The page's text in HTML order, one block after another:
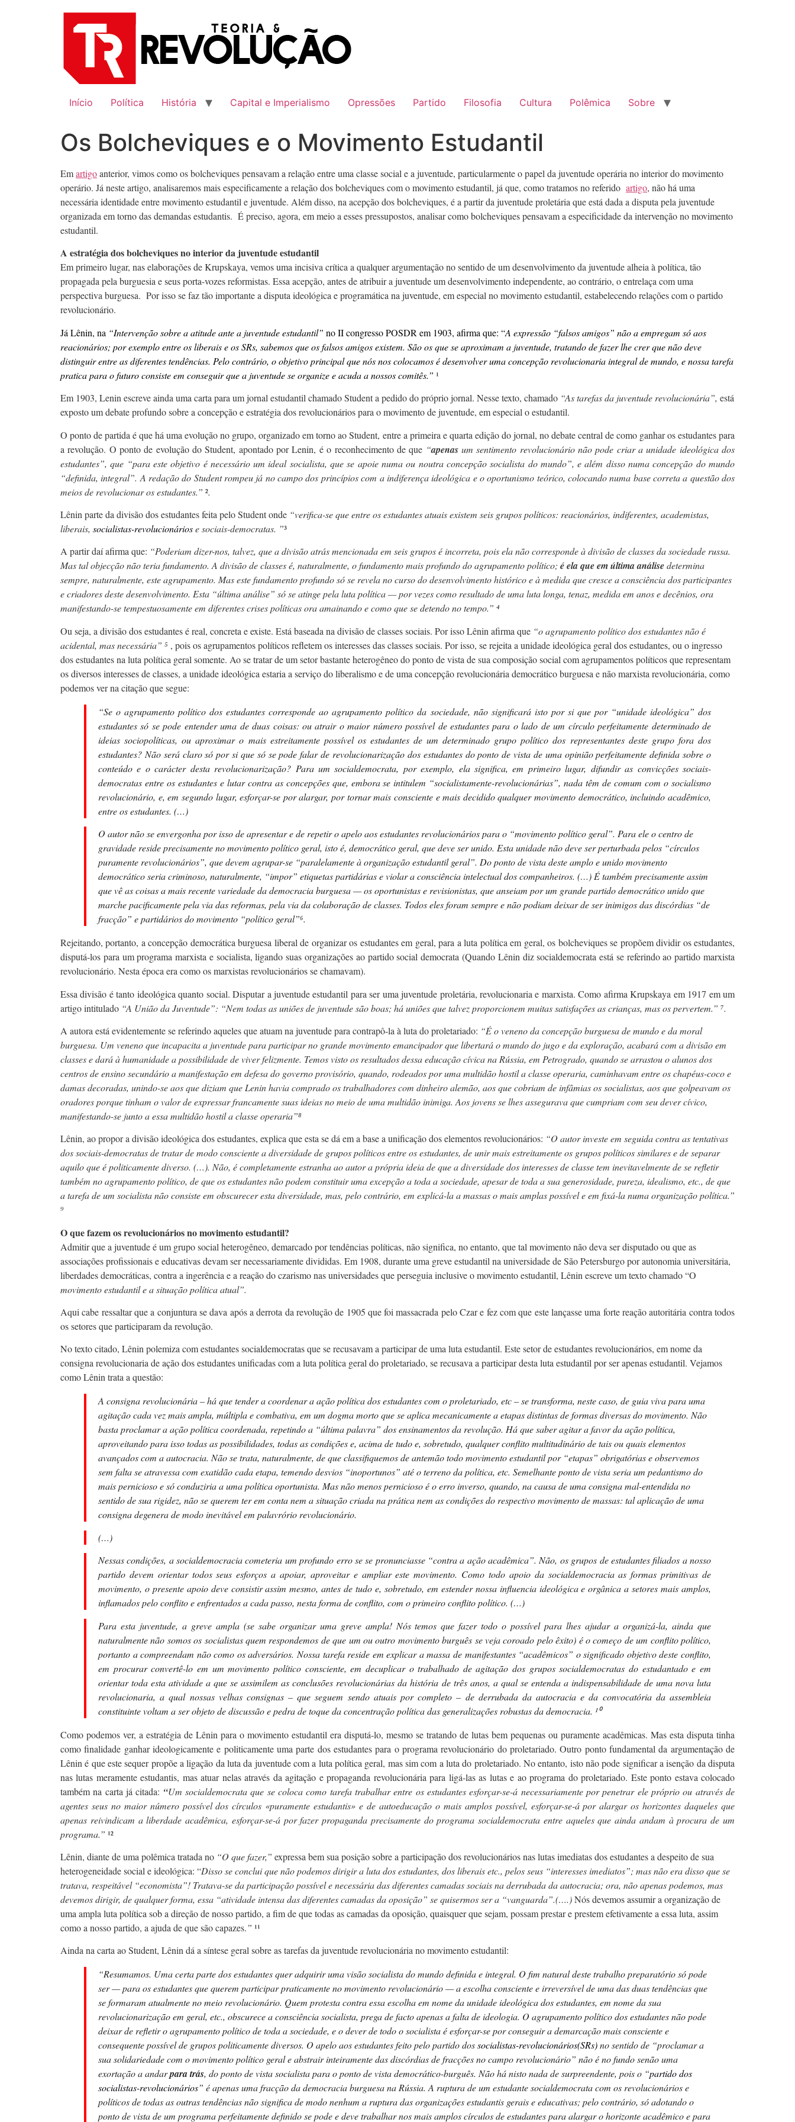
Início Política História Capital e Imperialismo Opressões Partido Filosofia Cultura Polêmica Sobre
Os Bolcheviques e o Movimento Estudantil
Emartigoanterior, vimos como os bolcheviques pensavam a relação entre uma classe social e a juventude, particularmente o papel da juventude operária no interior do movimento
operário. Já neste artigo, analisaremos mais especificamente a relação dos bolcheviques com o movimento estudantil, já que, como tratamos no referido artigo, não há uma
necessária identidade entre movimento estudantil e juventude. Além disso, na acepção dos bolcheviques, é a partir da juventude proletária que está dada a disputa pela juventude
organizada em torno das demandas estudantis. É preciso, agora, em meio a esses pressupostos, analisar como bolcheviques pensavam a especificidade da intervenção no movimento
estudantil.
A estratégia dos bolcheviques no interior da juventude estudantil
Em primeiro lugar, nas elaborações de Krupskaya, vemos uma incisiva crítica a qualquer argumentação no sentido de um desenvolvimento da juventude alheia à política, tão
propagada pela burguesia e seus porta-vozes reformistas. Essa acepção, antes de atribuir a juventude um desenvolvimento independente, ao contrário, o entrelaça com uma
perspectiva burguesa. Por isso se faz tão importante a disputa ideológica e programática na juventude, em especial no movimento estudantil, estabelecendo relações com o partido
revolucionário.
Já Lênin, na “Intervenção sobre a atitude ante a juventude estudantil” no II congresso POSDR em 1903, afirma que: “A expressão “falsos amigos” não a empregam só aos
reacionários; por exemplo entre os liberais e os SRs, sabemos que os falsos amigos existem. São os que se aproximam a juventude, tratando de fazer lhe crer que não deve
distinguir entre as diferentes tendências. Pelo contrário, o objetivo principal que nós nos colocamos é desenvolver uma concepção revolucionaria integral de mundo, e nossa tarefa
pratica para o futuro consiste em conseguir que a juventude se organize e acuda a nossos comitês.” ¹
Em 1903, Lenin escreve ainda uma carta para um jornal estudantil chamado Student a pedido do próprio jornal. Nesse texto, chamado “As tarefas da juventude revolucionária”, está
exposto um debate profundo sobre a concepção e estratégia dos revolucionários para o movimento de juventude, em especial o estudantil.
O ponto de partida é que há uma evolução no grupo, organizado em torno ao Student, entre a primeira e quarta edição do jornal, no debate central de como ganhar os estudantes para
a revolução. O ponto de evolução do Student, apontado por Lenin, é o reconhecimento de que “apenasum sentimento revolucionário não pode criar a unidade ideológica dos
estudantes”, que “para este objetivo é necessário um ideal socialista, que se apoie numa ou noutra concepção socialista do mundo”, e além disso numa concepção do mundo
“definida, integral”. A redação do Studentrompeu já no campo dos princípios com a indiferença ideológica e o oportunismo teórico, colocando numa base correta a questão dos
meios de revolucionar os estudantes.” ².
Lênin parte da divisão dos estudantes feita pelo Student onde “verifica-se que entre os estudantes atuais existem seis grupos políticos: reacionários, indiferentes, academistas,
liberais, socialistas-revolucionáriose sociais-democratas. ”³
A partir daí afirma que: “Poderiam dizer-nos, talvez, que a divisão atrás mencionada em seis grupos é incorreta, pois ela não corresponde à divisão de classes da sociedade russa.
Mas tal objecção não teria fundamento. A divisão de classes é, naturalmente, o fundamento mais profundo do agrupamento político; é ela que em última análisedetermina
sempre, naturalmente, este agrupamento. Mas este fundamento profundo só se revela no curso do desenvolvimento histórico e à medida que cresce a consciência dos participantes
e criadores deste desenvolvimento. Esta “última análise” só se atinge pela luta política — por vezes como resultado de uma luta longa, tenaz, medida em anos e decênios, ora
manifestando-se tempestuosamente em diferentes crises políticas ora amainando e como que se detendo no tempo.” ⁴
Ou seja, a divisão dos estudantes é real, concreta e existe. Está baseada na divisão de classes sociais. Por isso Lênin afirma que “o agrupamento político dos estudantes não é
acidental, mas necessária” ⁵ , pois os agrupamentos políticos refletem os interesses das classes sociais. Por isso, se rejeita a unidade ideológica geral dos estudantes, ou o ingresso
dos estudantes na luta política geral somente. Ao se tratar de um setor bastante heterogêneo do ponto de vista de sua composição social com agrupamentos políticos que representam
os diversos interesses de classes, a unidade ideológica estaria a serviço do liberalismo e de uma concepção revolucionária democrático burguesa e não marxista revolucionária, como
podemos ver na citação que segue:
“Se o agrupamento político dos estudantes corresponde ao agrupamento político da sociedade, não significará isto por si que por “unidade ideológica” dos
estudantes só se pode entender uma de duas coisas: ou atrair o maior número possível de estudantes para o lado de um círculo perfeitamente determinado de
ideias sociopolíticas, ou aproximar o mais estreitamente possível os estudantes de um determinado grupo político dos representantes deste grupo fora dos
estudantes? Não será claro só por si que só se pode falar de revolucionarização dos estudantes do ponto de vista de uma opinião perfeitamente definida sobre o
conteúdo e o carácter desta revolucionarização? Para um socialdemocrata, por exemplo, ela significa, em primeiro lugar, difundir as convicções sociais-
democratas entre os estudantes e lutar contra as concepções que, embora se intitulem “socialistamente-revolucionárias”, nada têm de comum com o socialismo
revolucionário, e, em segundo lugar, esforçar-se por alargar, por tornar mais consciente e mais decidido qualquer movimento democrático, incluindo acadêmico,
entre os estudantes. (…)
O autor não se envergonha por isso de apresentar e de repetir o apelo aos estudantes revolucionários para o “movimento político geral”. Para ele o centro de
gravidade reside precisamente no movimento político geral, isto é, democrático geral, que deve ser unido. Esta unidade não deve ser perturbada pelos “círculos
puramente revolucionários”, que devem agrupar-se “paralelamente à organização estudantil geral”. Do ponto de vista deste amplo e unido movimento
democrático seria criminoso, naturalmente, “impor” etiquetas partidárias e violar a consciência intelectual dos companheiros. (…) É também precisamente assim
que vê as coisas a mais recente variedade da democracia burguesa — os oportunistas e revisionistas, que anseiam por um grande partido democrático unido que
marche pacificamente pela via das reformas, pela via da colaboração de classes. Todos eles foram sempre e não podiam deixar de ser inimigos das discórdias “de
fracção” e partidários do movimento “político geral”⁶.
Rejeitando, portanto, a concepção democrática burguesa liberal de organizar os estudantes em geral, para a luta política em geral, os bolcheviques se propõem dividir os estudantes,
disputá-los para um programa marxista e socialista, ligando suas organizações ao partido social democrata (Quando Lênin diz socialdemocrata está se referindo ao partido marxista
revolucionário. Nesta época era como os marxistas revolucionários se chamavam).
Essa divisão é tanto ideológica quanto social. Disputar a juventude estudantil para ser uma juventude proletária, revolucionaria e marxista. Como afirma Krupskaya em 1917 em um
artigo intitulado “A União da Juventude”: “Nem todas as uniões de juventude são boas; há uniões que talvez proporcionem muitas satisfações as crianças, mas os pervertem.” ⁷.
A autora está evidentemente se referindo aqueles que atuam na juventude para contrapô-la à luta do proletariado: “É o veneno da concepção burguesa de mundo e da moral
burguesa. Um veneno que incapacita a juventude para participar no grande movimento emancipador que libertará o mundo do jugo e da exploração, acabará com a divisão em
classes e dará à humanidade a possibilidade de viver felizmente. Temos visto os resultados dessa educação cívica na Rússia, em Petrogrado, quando se arrastou o alunos dos
centros de ensino secundário a manifestação em defesa do governo provisório, quando, rodeados por uma multidão hostil a classe operaria, caminhavam entre os chapéus-coco e
damas decoradas, unindo-se aos que diziam que Lenin havia comprado os trabalhadores com dinheiro alemão, aos que cobriam de infâmias os socialistas, aos que golpeavam os
oradores porque tinham o valor de expressar francamente suas ideias no meio de uma multidão inimiga. Aos jovens se lhes assegurava que cumpriam com seu dever cívico,
manifestando-se junto a essa multidão hostil a classe operaria”⁸
Lênin, ao propor a divisão ideológica dos estudantes, explica que esta se dá em a base a unificação dos elementos revolucionários: “O autor investe em seguida contra as tentativas
dos sociais-democratas de tratar de modo consciente a diversidade de grupos políticos entre os estudantes, de unir mais estreitamente os grupos políticos similares e de separar
aquilo que é politicamente diverso. (…). Não, é completamente estranha ao autor a própria ideia de que a diversidade dos interesses de classe tem inevitavelmente de se refletir
também no agrupamento político, de que os estudantes não podem constituir uma excepção a toda a sociedade, apesar de toda a sua generosidade, pureza, idealismo, etc., de que
a tarefa de um socialista não consiste em obscurecer esta diversidade, mas, pelo contrário, em explicá-la a massas o mais amplas possível e em fixá-la numa organização política.”
⁹
O que fazem os revolucionários no movimento estudantil?
Admitir que a juventude é um grupo social heterogêneo, demarcado por tendências políticas, não significa, no entanto, que tal movimento não deva ser disputado ou que as
associações profissionais e educativas devam ser necessariamente divididas. Em 1908, durante uma greve estudantil na universidade de São Petersburgo por autonomia universitária,
liberdades democráticas, contra a ingerência e a reação do czarismo nas universidades que perseguia inclusive o movimento estudantil, Lênin escreve um texto chamado “O
movimento estudantil e a situação política atual”.
Aqui cabe ressaltar que a conjuntura se dava após a derrota da revolução de 1905 que foi massacrada pelo Czar e fez com que este lançasse uma forte reação autoritária contra todos
os setores que participaram da revolução.
No texto citado, Lênin polemiza com estudantes socialdemocratas que se recusavam a participar de uma luta estudantil. Este setor de estudantes revolucionários, em nome da
consigna revolucionaria de ação dos estudantes unificadas com a luta política geral do proletariado, se recusava a participar desta luta estudantil por ser apenas estudantil. Vejamos
como Lênin trata a questão:
A consigna revolucionária – há que tender a coordenar a ação política dos estudantes com o proletariado, etc – se transforma, neste caso, de guia viva para uma
agitação cada vez mais ampla, múltipla e combativa, em um dogma morto que se aplica mecanicamente a etapas distintas de formas diversas do movimento. Não
basta proclamar a ação política coordenada, repetindo a “última palavra” dos ensinamentos da revolução. Há que saber agitar a favor da ação política,
aproveitando para isso todas as possibilidades, todas as condições e, acima de tudo e, sobretudo, qualquer conflito multitudinário de tais ou quais elementos
avançados com a autocracia. Não se trata, naturalmente, de que classifiquemos de antemão todo movimento estudantil por “etapas” obrigatórias e observemos
sem falta se atravessa com exatidão cada etapa, temendo desvios “inoportunos” até o terreno da política, etc. Semelhante ponto de vista seria um pedantismo do
mais pernicioso e só conduziria a uma política oportunista. Mas não menos pernicioso é o erro inverso, quando, na causa de uma consigna mal-entendida no
sentido de sua rigidez, não se querem ter em conta nem a situação criada na prática nem as condições do respectivo movimento de massas: tal aplicação de uma
consigna degenera de modo inevitável em palavrório revolucionário.
(…)
Nessas condições, a socialdemocracia cometeria um profundo erro se se pronunciasse “contra a ação acadêmica”. Não, os grupos de estudantes filiados a nosso
partido devem orientar todos seus esforços a apoiar, aproveitar e ampliar este movimento. Como todo apoio da socialdemocracia as formas primitivas de
movimento, o presente apoio deve consistir assim mesmo, antes de tudo e, sobretudo, em estender nossa influencia ideológica e orgânica a setores mais amplos,
inflamados pelo conflito e enfrentados a cada passo, nesta forma de conflito, com o primeiro conflito político. (…)
Para esta juventude, a greve ampla (se sabe organizar uma greve ampla! Nós temos que fazer todo o possível para lhes ajudar a organizá-la, ainda que
naturalmente não somos os socialistas quem respondemos de que um ou outro movimento burguês se veja coroado pelo êxito) é o começo de um conflito político,
portanto a compreendam não como os adversários. Nossa tarefa reside em explicar a massa de manifestantes “acadêmicos” o significado objetivo deste conflito,
em procurar convertê-lo em um movimento político consciente, em decuplicar o trabalhado de agitação dos grupos socialdemocratas do estudantado e em
orientar toda esta atividade a que se assimilem as conclusões revolucionárias da história de três anos, a qual se entenda a indispensabilidade de uma nova luta
revolucionaria, a qual nossas velhas consignas – que seguem sendo atuais por completo – de derrubada da autocracia e da convocatória da assembleia
constituinte voltam a ser objeto de discussão e pedra de toque da concentração política das generalizações robustas da democracia. ¹⁰
Como podemos ver, a estratégia de Lênin para o movimento estudantil era disputá-lo, mesmo se tratando de lutas bem pequenas ou puramente acadêmicas. Mas esta disputa tinha
como finalidade ganhar ideologicamente e politicamente uma parte dos estudantes para o programa revolucionário do proletariado. Outro ponto fundamental da argumentação de
Lênin é que este sequer propõe a ligação da luta da juventude com a luta política geral, mas sim com a luta do proletariado. No entanto, isto não pode significar a isenção da disputa
nas lutas meramente estudantis, mas atuar nelas através da agitação e propaganda revolucionária para ligá-las as lutas e ao programa do proletariado. Este ponto estava colocado
também na carta já citada: “Um socialdemocrata que se coloca como tarefa trabalhar entre os estudantes esforçar-se-á necessariamentepor penetrar ele próprio ou através de
agentes seus no maior número possível dos círculos «puramente estudantis» e de autoeducação o mais amplos possível, esforçar-se-á por alargar os horizontes daqueles que
apenas reivindicam a liberdade acadêmica, esforçar-se-á por fazer propaganda precisamente do programa socialdemocrata entre aqueles que ainda andam à procura de um
programa.” ¹²
Lênin, diante de uma polêmica tratada no “O que fazer,” expressa bem sua posição sobre a participação dos revolucionários nas lutas imediatas dos estudantes a despeito de sua
heterogeneidade social e ideológica: “Disso se conclui que não podemos dirigir a luta dos estudantes, dos liberais etc., pelos seus “interesses imediatos”; mas não era disso que se
tratava, respeitável “economista”! Tratava-se da participação possível e necessária das diferentes camadas sociais na derrubada da autocracia; ora, não apenas podemos, mas
devemos dirigir, de qualquer forma, essa “atividade intensa das diferentes camadas da oposição” se quisermos ser a “vanguarda”.(….)Nós devemos assumir a organização de
uma ampla luta política sob a direção de nosso partido, a fim de que todas as camadas da oposição, quaisquer que sejam, possam prestar e prestem efetivamente a essa luta, assim
como a nosso partido, a ajuda de que são capazes.” ¹¹
Ainda na carta ao Student, Lênin dá a síntese geral sobre as tarefas da juventude revolucionária no movimento estudantil:
“Resumamos. Uma certa parte dos estudantes quer adquirir uma visão socialista do mundo definida e integral. O fim natural deste trabalho preparatório só pode
ser — para os estudantes que querem participar praticamente no movimento revolucionário — a escolha consciente e irreversível de uma das duas tendências que
se formaram atualmente no meio revolucionário. Quem protesta contra essa escolha em nome da unidade ideológica dos estudantes, em nome da sua
revolucionarização em geral, etc., obscurece a consciência socialista, prega de facto apenas a falta de ideologia. O agrupamento político dos estudantes não pode
deixar de refletir o agrupamento político de toda a sociedade, e o dever de todo o socialista é esforçar-se por conseguir a demarcação mais consciente e
consequente possível de grupos politicamente diversos. O apelo aos estudantes feito pelo partido dossocialistas-revolucionários(SRs)no sentido de “proclamar a
sua solidariedade com o movimento político geral e abstrair inteiramente das discórdias de fracções no campo revolucionário” não é no fundo senão uma
exortação a andarpara trás, do ponto de vista socialista para o ponto de vista democrático-burguês. Não há nisto nada de surpreendente, pois o “partido dos
socialistas-revolucionários” é apenas uma fracção da democracia burguesa na Rússia. A ruptura de um estudante socialdemocrata com os revolucionários e
políticos de todas as outras tendências não significa de modo nenhum a ruptura das organizações estudantis gerais e educativas; pelocontrário, só adotando o
ponto de vista de um programa perfeitamente definido se pode e deve trabalhar nos mais amplos círculos de estudantes para alargar o horizonte acadêmico e para